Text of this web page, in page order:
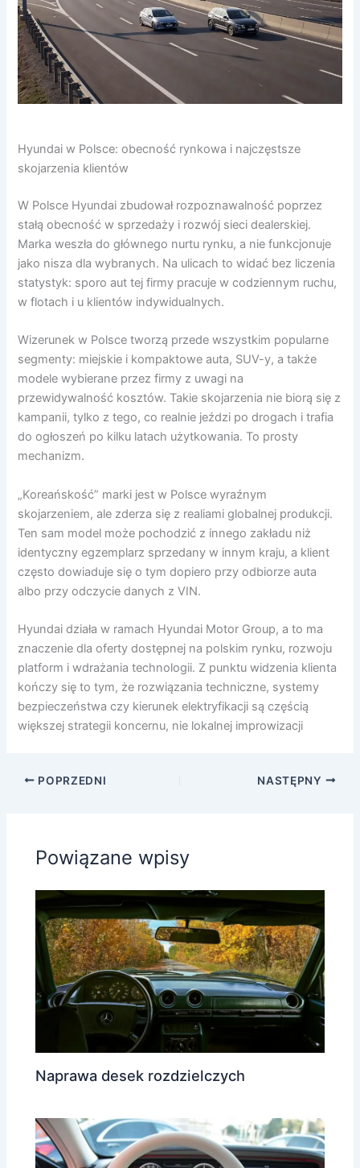
Hyundai w Polsce: obecność rynkowa i najczęstsze
skojarzenia klientów
W Polsce Hyundai zbudował rozpoznawalność poprzez
stałą obecność w sprzedaży i rozwój sieci dealerskiej.
Marka weszła do głównego nurtu rynku, a nie funkcjonuje
jako nisza dla wybranych. Na ulicach to widać bez liczenia
statystyk: sporo aut tej firmy pracuje w codziennym ruchu,
w flotach i u klientów indywidualnych.
Wizerunek w Polsce tworzą przede wszystkim popularne
segmenty: miejskie i kompaktowe auta, SUV-y, a także
modele wybierane przez firmy z uwagi na
przewidywalność kosztów. Takie skojarzenia nie biorą się z
kampanii, tylko z tego, co realnie jeździ po drogach i trafia
do ogłoszeń po kilku latach użytkowania. To prosty
mechanizm.
„Koreańskość” marki jest w Polsce wyraźnym
skojarzeniem, ale zderza się z realiami globalnej produkcji.
Ten sam model może pochodzić z innego zakładu niż
identyczny egzemplarz sprzedany w innym kraju, a klient
często dowiaduje się o tym dopiero przy odbiorze auta
albo przy odczycie danych z VIN.
Hyundai działa w ramach Hyundai Motor Group, a to ma
znaczenie dla oferty dostępnej na polskim rynku, rozwoju
platform i wdrażania technologii. Z punktu widzenia klienta
kończy się to tym, że rozwiązania techniczne, systemy
bezpieczeństwa czy kierunek elektryfikacji są częścią
większej strategii koncernu, nie lokalnej improwizacji
POPRZEDNI NASTĘPNY
Powiązane wpisy
Naprawa desek rozdzielczych